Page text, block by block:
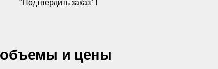
"Подтвердить заказ" !
объемы и цены